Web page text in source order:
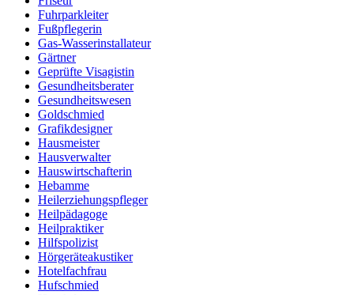
Fuhrparkleiter
Fußpflegerin
Gas-Wasserinstallateur
Gärtner
Geprüfte Visagistin
Gesundheitsberater
Gesundheitswesen
Goldschmied
Grafikdesigner
Hausmeister
Hausverwalter
Hauswirtschafterin
Hebamme
Heilerziehungspfleger
Heilpädagoge
Heilpraktiker
Hilfspolizist
Hörgeräteakustiker
Hotelfachfrau
Hufschmied